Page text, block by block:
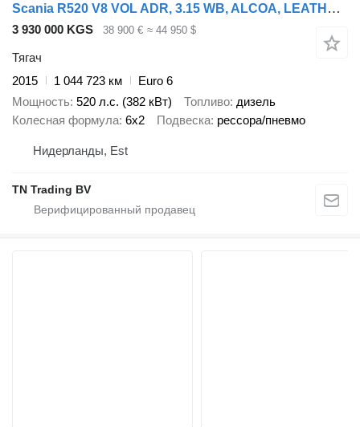
Scania R520 V8 VOL ADR, 3.15 WB, ALCOA, LEATHER, PERFECT CONDITION
3 930 000 KGS 38 900 € ≈ 44 950 $
Тягач
2015
1 044 723 км
Euro 6
Мощность 520 л.с. (382 кВт) Топливо дизель
Колесная формула 6x2 Подвеска рессора/пневмо
Нидерланды, Est
TN Trading BV